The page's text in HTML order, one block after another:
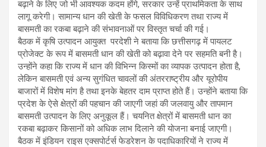
बढ़ाने के लिए जो भी आवश्यक कदम होंगे, सरकार उन्हें प्राथमिकता के साथ
लागू करेगी। सामान्य धान की खेती के फसल विविधिकरण तथा राज्य में
बासमती का रकबा बढ़ाने की संभावनाओं पर विस्तृत चर्चा की गई।
बैठक में कृषि उत्पादन आयुक्त परदेशी ने बताया कि छत्तीसगढ़ में पायलट
प्रोजेक्ट के रूप में बासमती धान की खेती को बढ़ावा देने पर सहमति बनी है।
उन्होंने कहा कि राज्य में धान की विभिन्न किस्मों का व्यापक उत्पादन होता है,
लेकिन बासमती एवं अन्य सुगंधित चावलों की अंतरराष्ट्रीय और यूरोपीय
बाजारों में विशेष मांग है तथा इनके बेहतर दाम प्राप्त होते हैं। उन्होंने बताया कि
प्रदेश के ऐसे क्षेत्रों की पहचान की जाएगी जहां की जलवायु और तापमान
बासमती उत्पादन के लिए अनुकूल हैं। चयनित क्षेत्रों में बासमती धान का
रकबा बढ़ाकर किसानों को अधिक लाभ दिलाने की योजना बनाई जाएगी।
बैठक में इंडियन राइस एक्सपोर्टर्स फेडरेशन के पदाधिकारियों ने राज्य में